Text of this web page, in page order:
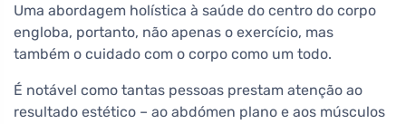
Uma abordagem holística à saúde do centro do corpo
engloba, portanto, não apenas o exercício, mas
também o cuidado com o corpo como um todo.
É notável como tantas pessoas prestam atenção ao
resultado estético – ao abdómen plano e aos músculos